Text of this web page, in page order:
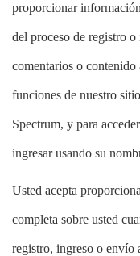
proporcionar
del proceso de registro
comentarios o contenido
funciones de nuestro
Spectrum, y para
ingresar usando su
Usted acepta
completa sobre usted
registro, ingreso o envío